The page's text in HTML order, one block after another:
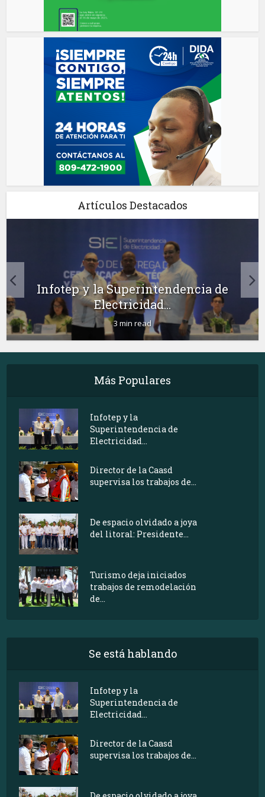
Artículos Destacados
Infotep y la Superintendencia de
Electricidad...
3 min read
Más Populares
Infotep y la
Superintendencia de
Electricidad...
Director de la Caasd
supervisa los trabajos de...
De espacio olvidado a joya
del litoral: Presidente...
Turismo deja iniciados
trabajos de remodelación
de...
Se está hablando
Infotep y la
Superintendencia de
Electricidad...
Director de la Caasd
supervisa los trabajos de...